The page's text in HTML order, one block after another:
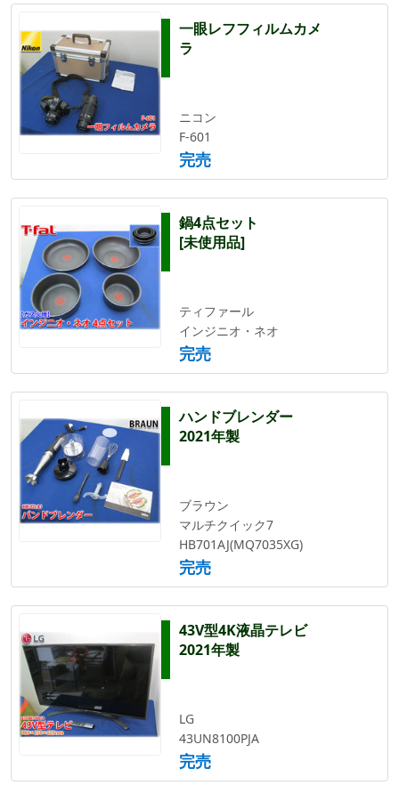
一眼レフフィルムカメ
ラ
ニコン
F-601
完売
鍋4点セット
[未使用品]
ティファール
インジニオ・ネオ
完売
ハンドブレンダー
2021年製
ブラウン
マルチクイック7
HB701AJ(MQ7035XG)
完売
43V型4K液晶テレビ
2021年製
LG
43UN8100PJA
完売